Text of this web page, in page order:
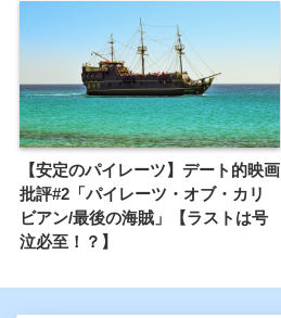
【安定のパイレーツ】デート的映画
批評#2「パイレーツ・オブ・カリ
ビアン/最後の海賊」【ラストは号
泣必至！？】